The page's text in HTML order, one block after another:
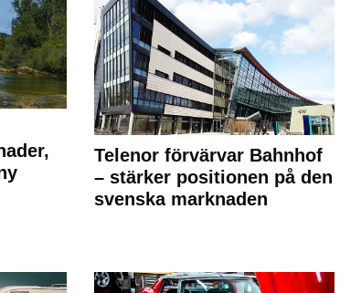
Telenor förvärvar Bahnhof
– stärker positionen på den
svenska marknaden